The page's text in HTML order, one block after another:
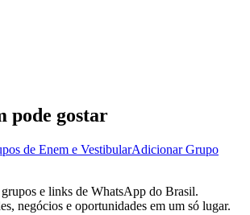
pode gostar
de Enem e VestibularAdicionar Grupo
e links de WhatsApp do Brasil.
negócios e oportunidades em um só lugar.